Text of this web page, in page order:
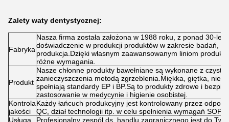
Zalety waty dentystycznej:
Fabryka
Nasza firma została założona w 1988 roku, z ponad 30-
doświadczenie w produkcji produktów w zakresie badań,
produkcja.Dzięki własnym zaawansowanym liniom
różne wymagania.
Produkt
Nasze chłonne produkty bawełniane są wykonane z
zanieczyszczenia metodą zgrzeblenia.Miękka, giętka, nie
spełniają standardy EP i BP.Są to produkty zdrowe i
zastosowanie w medycynie i higienie osobistej.
Kontrola
jakości
Każdy łańcuch produkcyjny jest kontrolowany przez
QC, dział technologii itp. w celu spełnienia wymagań SOP.
Usługa
Profesjonalny zespół ds. handlu zagranicznego jest do